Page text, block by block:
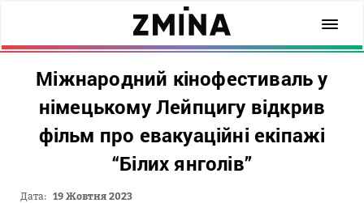
Міжнародний кінофестиваль у
німецькому Лейпцигу відкрив
фільм про евакуаційні екіпажі
“Білих янголів”
Дата: 19 Жовтня 2023